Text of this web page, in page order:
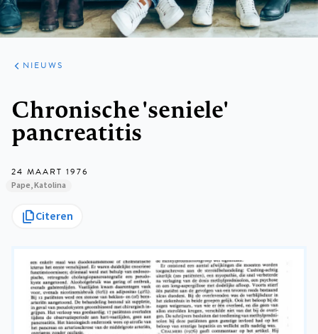
ARTIKELEN
HET
KORT
NIEUWS
Chronische 'seniele'
pancreatitis
24 MAART 1976
Pape, Katolina
Citeren